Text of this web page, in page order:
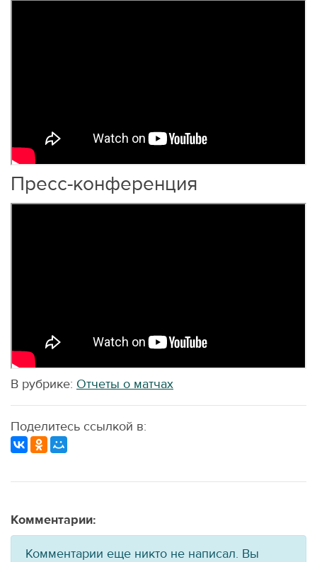
Пресс-конференция
В рубрике: Отчеты о матчах
Поделитесь ссылкой в:
Комментарии:
Комментарии еще никто не написал. Вы